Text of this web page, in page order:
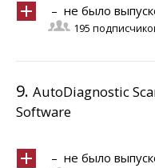
– не было
195
9. AutoDiagnostic
Software
– не было